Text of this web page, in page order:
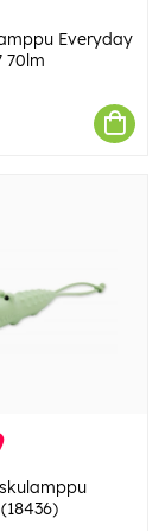
Everyday
70lm